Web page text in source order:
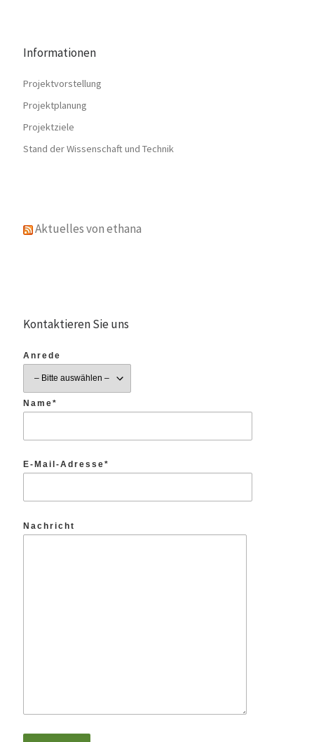
Informationen
Projektvorstellung
Projektplanung
Projektziele
Stand der Wissenschaft und Technik
Aktuelles von ethana
Kontaktieren Sie uns
Anrede
Name*
E-Mail-Adresse*
Nachricht